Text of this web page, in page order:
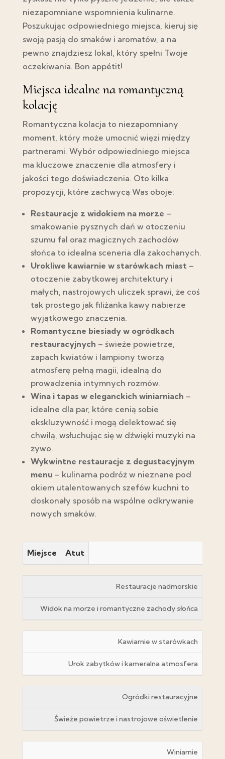
niezapomniane wspomnienia kulinarne.
Poszukując odpowiedniego miejsca, kieruj się
swoją pasją do smaków i aromatów, a na
pewno znajdziesz lokal, który spełni Twoje
oczekiwania. Bon appétit!
Miejsca idealne na romantyczną
kolację
Romantyczna kolacja to niezapomniany
moment, który może umocnić więzi między
partnerami. Wybór odpowiedniego miejsca
ma kluczowe znaczenie dla atmosfery i
jakości tego doświadczenia. Oto kilka
propozycji, które zachwycą Was oboje:
Restauracje z widokiem na morze –
smakowanie pysznych dań w otoczeniu
szumu fal oraz magicznych zachodów
słońca to idealna sceneria dla zakochanych.
Urokliwe kawiarnie w starówkach miast–
otoczenie zabytkowej architektury i
małych, nastrojowych uliczek sprawi, że coś
tak prostego jak filiżanka kawy nabierze
wyjątkowego znaczenia.
Romantyczne biesiady w ogródkach
restauracyjnych – świeże powietrze,
zapach kwiatów i lampiony tworzą
atmosferę pełną magii, idealną do
prowadzenia intymnych rozmów.
Wina i tapas w eleganckich winiarniach –
idealne dla par, które cenią sobie
ekskluzywność i mogą delektować się
chwilą, wsłuchując się w dźwięki muzyki na
żywo.
Wykwintne restauracje z degustacyjnym
menu – kulinarna podróż w nieznane pod
okiem utalentowanych szefów kuchni to
doskonały sposób na wspólne odkrywanie
nowych smaków.
Miejsce Atut
Restauracje nadmorskie
Widok na morze i romantyczne zachody słońca
Kawiarnie w starówkach
Urok zabytków i kameralna atmosfera
Ogródki restauracyjne
Świeże powietrze i nastrojowe oświetlenie
Winiarnie